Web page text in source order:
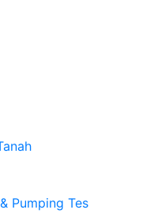
Pumping Tes